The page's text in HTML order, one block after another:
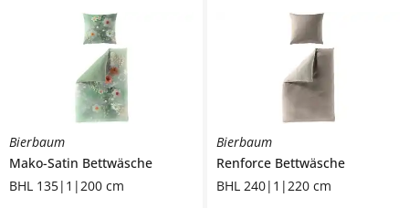
Bierbaum
Mako-Satin Bettwäsche
BHL 135|1|200 cm
Bierbaum
Renforce Bettwäsche
BHL 240|1|220 cm